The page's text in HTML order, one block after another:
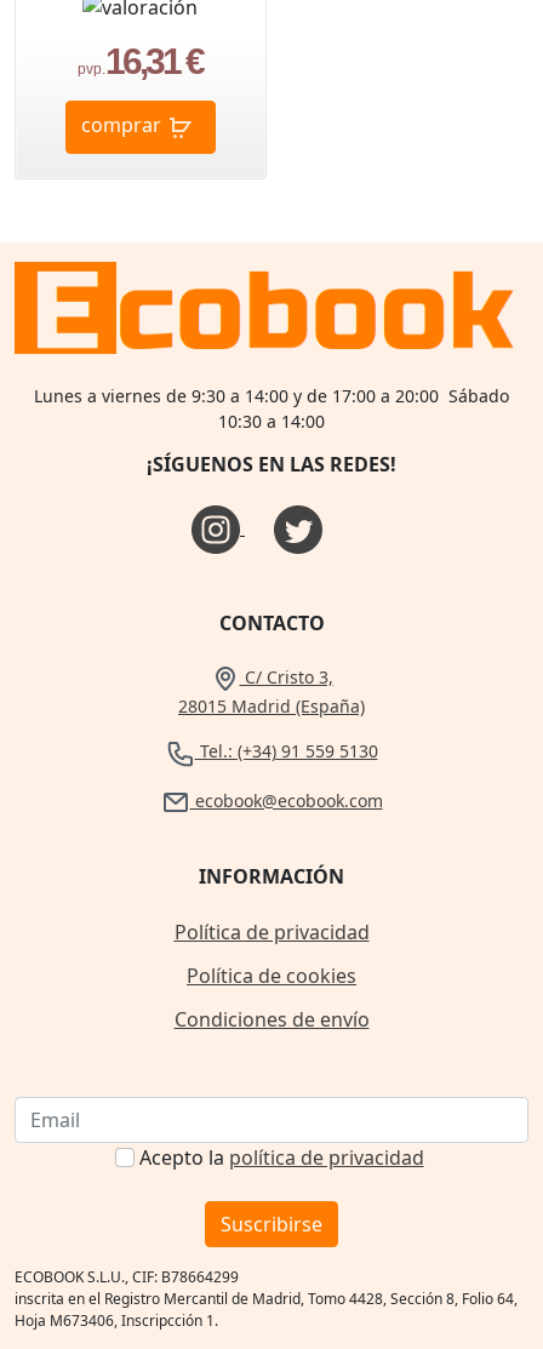
pvp.16,31 €
comprar
Lunes a viernes de 9:30 a 14:00 y de 17:00 a 20:00 Sábado
10:30 a 14:00
¡SÍGUENOS EN LAS REDES!
CONTACTO
C/ Cristo 3,
28015 Madrid (España)
Tel.: (+34) 91 559 5130
ecobook@ecobook.com
INFORMACIÓN
Política de privacidad
Política de cookies
Condiciones de envío
Acepto la política de privacidad
Suscribirse
ECOBOOK S.L.U., CIF: B78664299
inscrita en el Registro Mercantil de Madrid, Tomo 4428, Sección 8, Folio 64,
Hoja M673406, Inscripcción 1.